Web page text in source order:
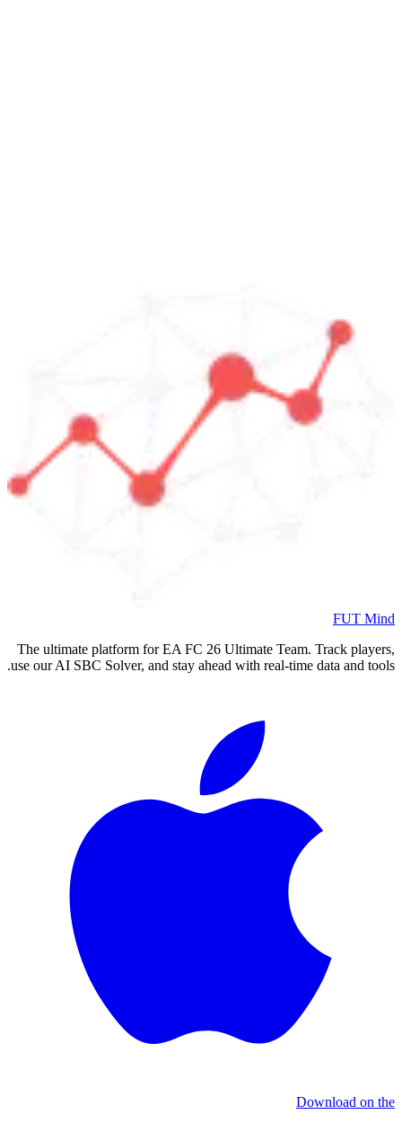
FUT Mind
The ultimate platform for EA FC 26 Ultimate Team. Track players,
use our AI SBC Solver, and stay ahead with real-time data and tools.
Download on the